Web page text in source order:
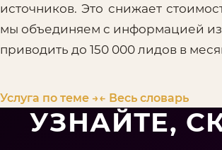
источников. Это снижает
мы объединяем с информацией из
приводить до 150 000 лидов в
Услуга по теме →← Весь словарь
УЗНАЙТЕ,